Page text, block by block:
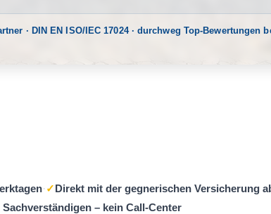
· DIN EN ISO/IEC 17024 · durchweg Top-Bewertungen
· ✓Direkt mit der gegnerischen Versicherung
– kein Call-Center